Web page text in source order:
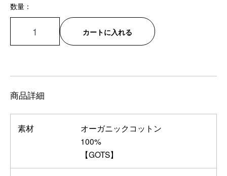
数量：
カートに入れる
商品詳細
素材
オーガニックコットン
100%
【GOTS】